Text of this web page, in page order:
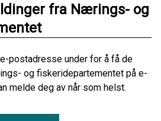
fra Nærings- og
postadresse under for å få de
og fiskeridepartementet på e-
melde deg av når som helst.